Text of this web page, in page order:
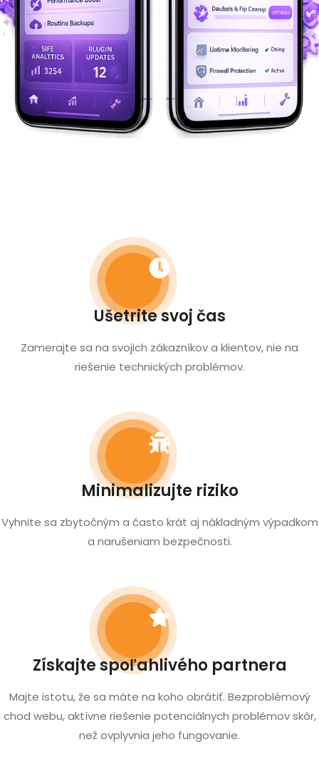
Ušetrite svoj čas
Zamerajte sa na svojich zákazníkov a klientov, nie na
riešenie technických problémov.
Minimalizujte riziko
Vyhnite sa zbytočným a často krát aj nákladným výpadkom
a narušeniam bezpečnosti.
Získajte spoľahlivého partnera
Majte istotu, že sa máte na koho obrátiť. Bezproblémový
chod webu, aktívne riešenie potenciálnych problémov skôr,
než ovplyvnia jeho fungovanie.